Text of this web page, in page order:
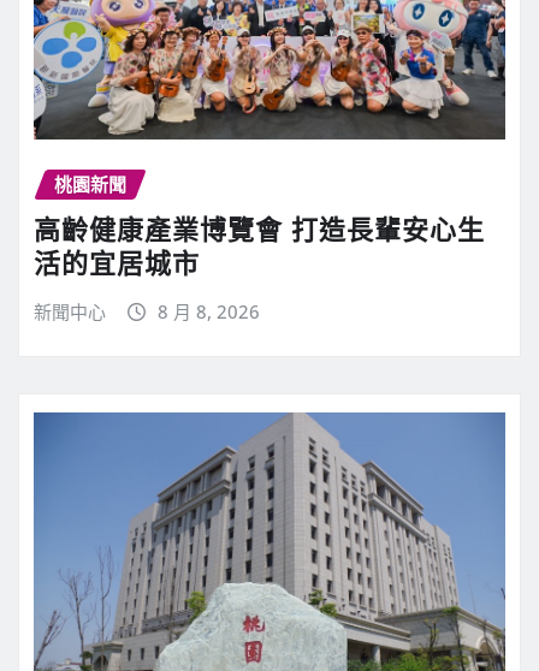
桃園新聞
高齡健康產業博覽會 打造長輩安心生
活的宜居城市
新聞中心 8 月 8, 2026